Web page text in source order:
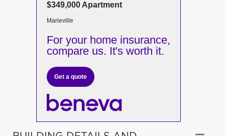
$349,000 Apartment
Marieville
For your home insurance,
compare us. It's worth it.
Get a quote